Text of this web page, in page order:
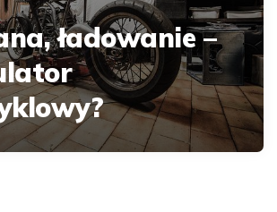
ładowanie –